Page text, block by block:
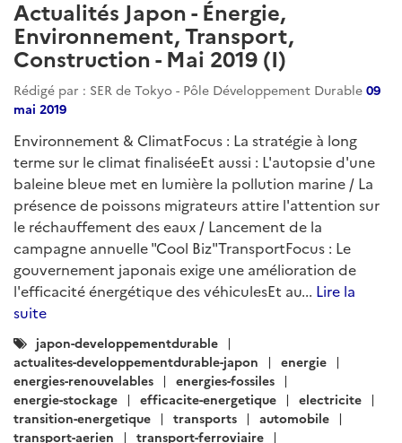
Environnement, Transport,
Construction - Mars 2020 (II)
Rédigé par : SER de Tokyo - Pôle Développement Durable
mars 2020
Neuf ans après Fukushima, le charbon japonais se
porte encore (trop) bien. La centrale de production
d'hydrogène vert FH2R entre en service à Fukushima.
Impact du COVID-19 sur les transports aérien et
ferroviaire au Japon....Lire la suite
Catégories
:
japon-developpementdurable
actualites-developpementdurable-japon
energie
energies-fossiles
transition-energetique
transports
transport-aerien
transport-ferroviaire
climat-attenuation